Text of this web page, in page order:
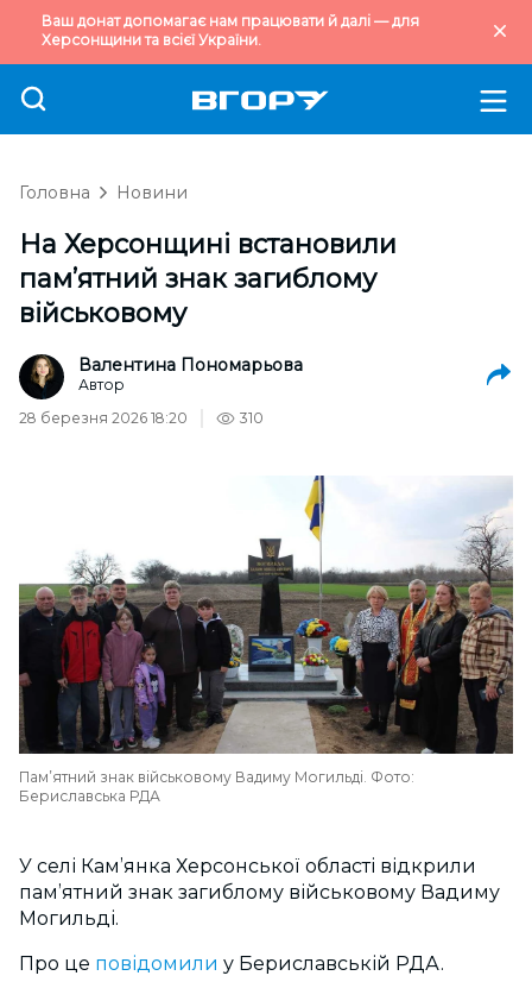
Ваш донат допомагає нам працювати й далі — для
Херсонщини та всієї України.
Головна Новини
На Херсонщині встановили
пам’ятний знак загиблому
військовому
Валентина Пономарьова
Автор
28 березня 2026 18:20
310
Пам’ятний знак військовому Вадиму Могильді. Фото:
Бериславська РДА
У селі Кам’янка Херсонської області відкрили
пам’ятний знак загиблому військовому Вадиму
Могильді.
Про це повідомили у Бериславській РДА.